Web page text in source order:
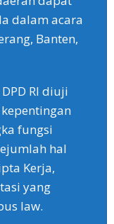
dalam acara
Banten,
RI diuji
fungsi
hal
Kerja,
yang
law.